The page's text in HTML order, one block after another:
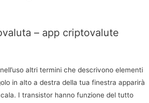
– app criptovalute
altri termini che descrivono elementi
in alto a destra della tua finestra apparirà
I transistor hanno funzione del tutto